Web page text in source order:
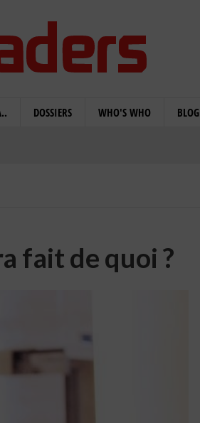
DOSSIERS WHO'S WHO BLOG
fait de quoi ?